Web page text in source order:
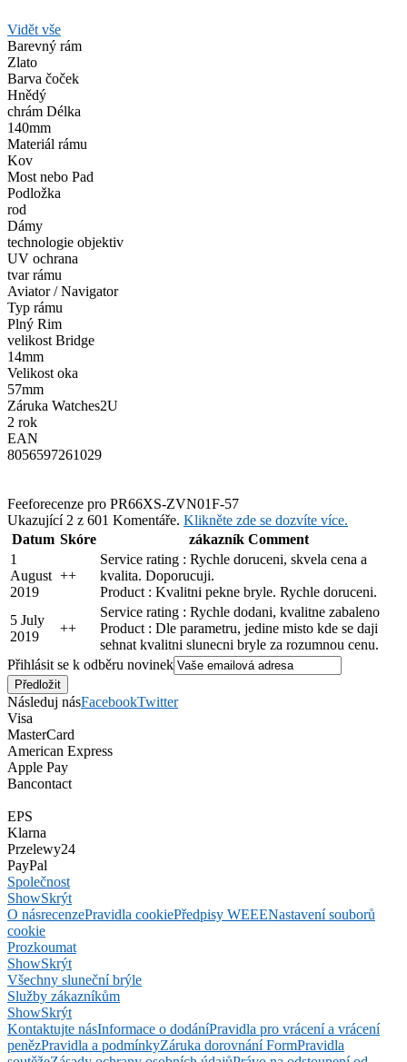
Vidět vše
Barevný rám
Zlato
Barva čoček
Hnědý
chrám Délka
140mm
Materiál rámu
Kov
Most nebo Pad
Podložka
rod
Dámy
technologie objektiv
UV ochrana
tvar rámu
Aviator / Navigator
Typ rámu
Plný Rim
velikost Bridge
14mm
Velikost oka
57mm
Záruka Watches2U
2 rok
EAN
8056597261029
Feeforecenze pro PR66XS-ZVN01F-57
Ukazující 2 z 601 Komentáře. Klikněte zde se dozvíte více.
Datum Skóre
zákazník Comment
1
August
2019
++
Service rating : Rychle doruceni, skvela cena a
kvalita. Doporucuji.
Product : Kvalitni pekne bryle. Rychle doruceni.
5 July
2019
++
Service rating : Rychle dodani, kvalitne zabaleno
Product : Dle parametru, jedine misto kde se daji
sehnat kvalitni slunecni bryle za rozumnou cenu.
Přihlásit se k odběru novinek
Následuj násFacebookTwitter
Visa
MasterCard
American Express
Apple Pay
Bancontact
EPS
Klarna
Przelewy24
PayPal
Společnost
ShowSkrýt
O násrecenzePravidla cookiePředpisy WEEENastavení souborů
cookie
Prozkoumat
ShowSkrýt
Všechny sluneční brýle
Služby zákazníkům
ShowSkrýt
Kontaktujte násInformace o dodáníPravidla pro vrácení a vrácení
penězPravidla a podmínkyZáruka dorovnání FormPravidla